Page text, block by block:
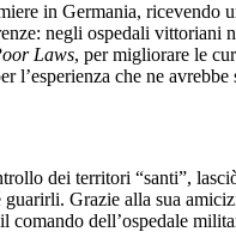
in Germania,
negli ospedali
Laws, per migliorare le
l’esperienza che ne
dei territori “santi”,
Grazie alla sua
comando dell’ospedale